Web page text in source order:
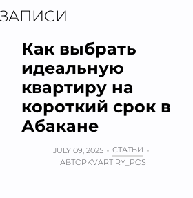
Как выбрать
идеальную
квартиру на
короткий срок в
Абакане
JULY 09, 2025
СТАТЬИ
АВТОРKVARTIRY_POS